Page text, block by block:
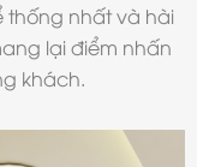
thống nhất và hài
lại điểm nhấn
khách.